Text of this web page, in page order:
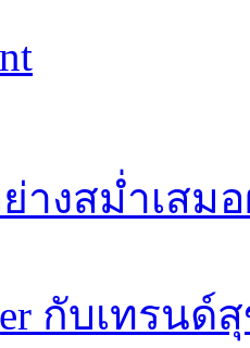
งสม่ำเสมอ
กับเทรน